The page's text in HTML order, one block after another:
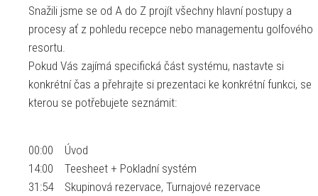
Snažili jsme se od A do Z projít všechny hlavní postupy a
procesy ať z pohledu recepce nebo managementu golfového
resortu.
Pokud Vás zajímá specifická část systému, nastavte si
konkrétní čas a přehrajte si prezentaci ke konkrétní funkci, se
kterou se potřebujete seznámit:
00:00 Úvod
14:00 Teesheet + Pokladní systém
31:54 Skupinová rezervace, Turnajové rezervace